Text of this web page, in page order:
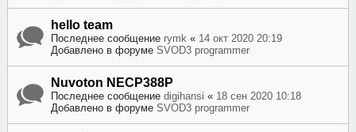
hello team
Последнее сообщение rymk « 14 окт 2020 20:19
Добавлено в форуме SVOD3 programmer
Nuvoton NECP388P
Последнее сообщение digihansi « 18 сен 2020 10:18
Добавлено в форуме SVOD3 programmer